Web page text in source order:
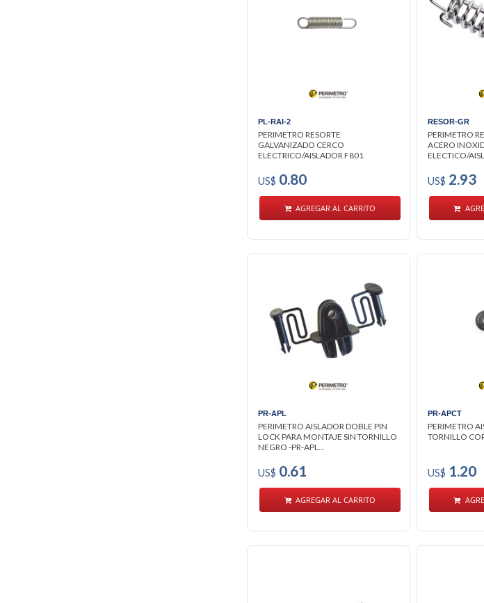
PL-RAI-2
PERIMETRO RESORTE
GALVANIZADO CERCO
ELECTRICO/AISLADOR F801
US$ 0.80
AGREGAR AL CARRITO
RESOR-GR
PERIMETRO
ACERO
ELECTICO/
US$ 2.93
PR-APL
PERIMETRO AISLADOR DOBLE PIN
LOCK PARA MONTAJE SIN TORNILLO
NEGRO -PR-APL...
US$ 0.61
AGREGAR AL CARRITO
PR-APCT
PERIMETRO
TORNILLO
US$ 1.20